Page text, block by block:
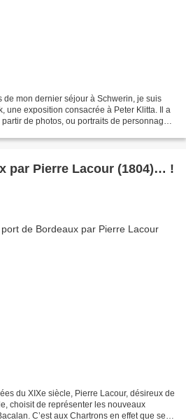
mon dernier séjour à Schwerin, je suis
une exposition consacrée à Peter Klitta. Il a
de photos, ou portraits de personnages
par Pierre Lacour (1804)… !
du XIXe siècle, Pierre Lacour, désireux de
choisit de représenter les nouveaux
C’est aux Chartrons en effet que se